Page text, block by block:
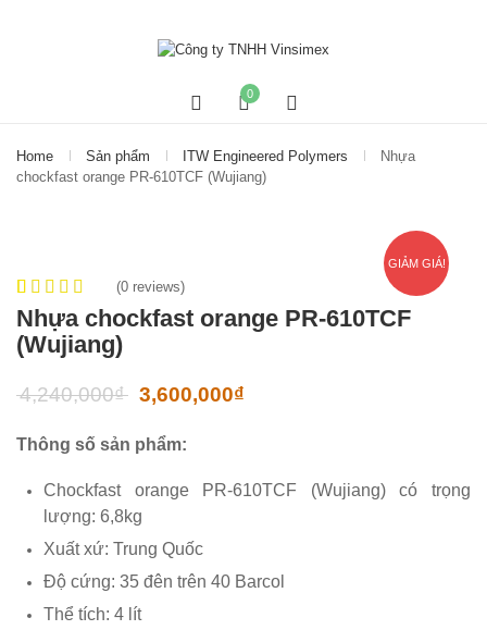
0
Home Sản phẩm ITW Engineered Polymers
Nhựa
chockfast orange PR-610TCF (Wujiang)
GIẢM GIÁ!
0out of
5
based on
0
ratings
(0 reviews)
Nhựa chockfast orange PR-610TCF
(Wujiang)
4,240,000₫ 3,600,000₫
Thông số sản phẩm:
Chockfast orange PR-610TCF (Wujiang) có trọng
lượng: 6,8kg
Xuất xứ: Trung Quốc
Độ cứng: 35 đên trên 40 Barcol
Thể tích: 4 lít